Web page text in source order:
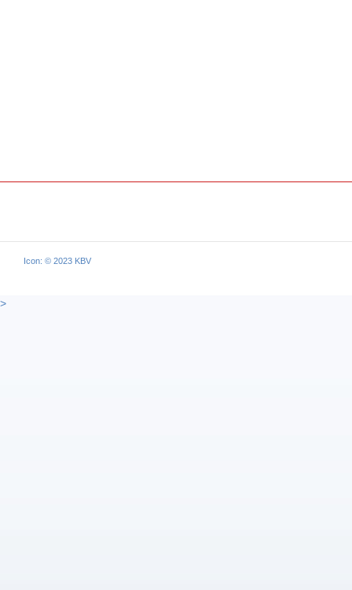
Icon: © 2023 KBV
>